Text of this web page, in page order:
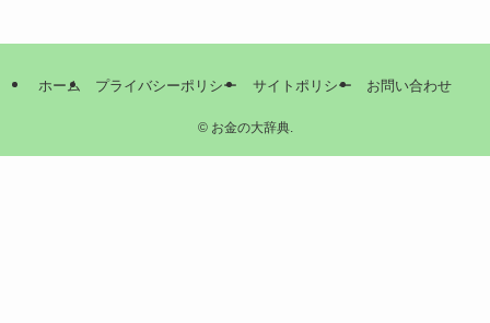
ホーム プライバシーポリシー サイトポリシー お問い合わせ
©お金の大辞典.